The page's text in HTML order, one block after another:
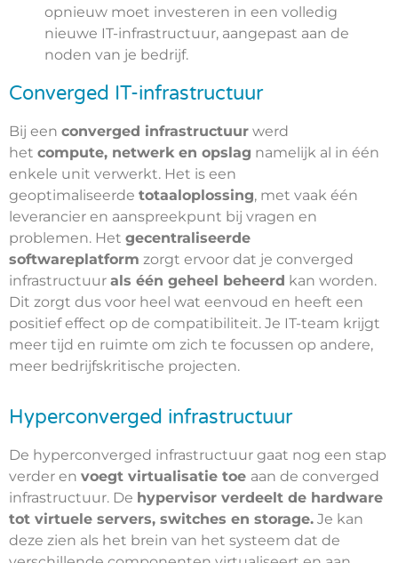
opnieuw moet investeren in een volledig
nieuwe IT-infrastructuur, aangepast aan de
noden van je bedrijf.
Converged IT-infrastructuur
Bij een converged infrastructuur werd
het compute, netwerk en opslag namelijk al in één
enkele unit verwerkt. Het is een
geoptimaliseerde totaaloplossing, met vaak één
leverancier en aanspreekpunt bij vragen en
problemen. Het gecentraliseerde
softwareplatform zorgt ervoor dat je converged
infrastructuur als één geheel beheerd kan worden.
Dit zorgt dus voor heel wat eenvoud en heeft een
positief effect op de compatibiliteit. Je IT-team krijgt
meer tijd en ruimte om zich te focussen op andere,
meer bedrijfskritische projecten.
Hyperconverged infrastructuur
De hyperconverged infrastructuur gaat nog een stap
verder en voegt virtualisatie toe aan de converged
infrastructuur. De hypervisor verdeelt de hardware
tot virtuele servers, switches en storage. Je kan
deze zien als het brein van het systeem dat de